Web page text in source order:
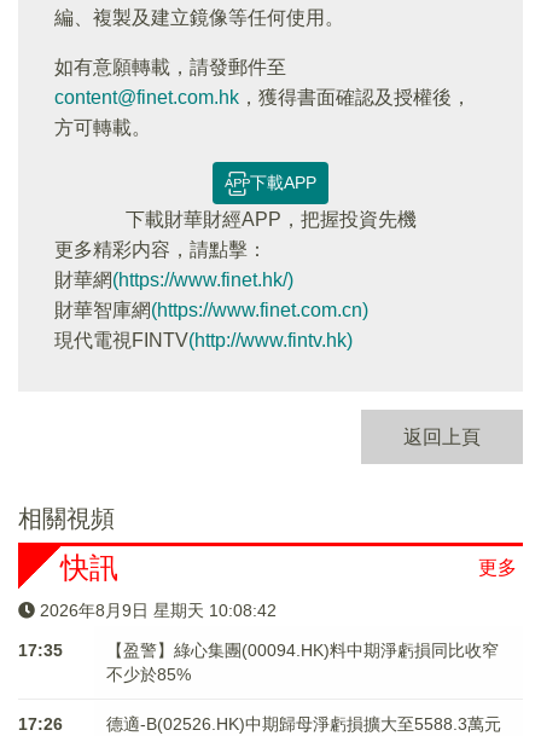
編、複製及建立鏡像等任何使用。
如有意願轉載，請發郵件至
content@finet.com.hk ，獲得書面確認及授權後，
方可轉載。
下載APP
下載財華財經APP，把握投資先機
更多精彩内容，請點擊：
財華網(https://www.finet.hk/)
財華智庫網(https://www.finet.com.cn)
現代電視FINTV(http://www.fintv.hk)
返回上頁
相關視頻
更多
快訊
2026年8月9日 星期天 10:08:42
17:35
【盈警】綠心集團(00094.HK)料中期淨虧損同比收窄
不少於85%
17:26 德適-B(02526.HK)中期歸母淨虧損擴大至5588.3萬元